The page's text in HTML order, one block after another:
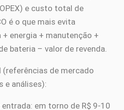
e custo total de
é o que mais evita
energia + manutenção +
bateria – valor de revenda.
(referências de mercado
e análises):
em torno de R$ 9-10